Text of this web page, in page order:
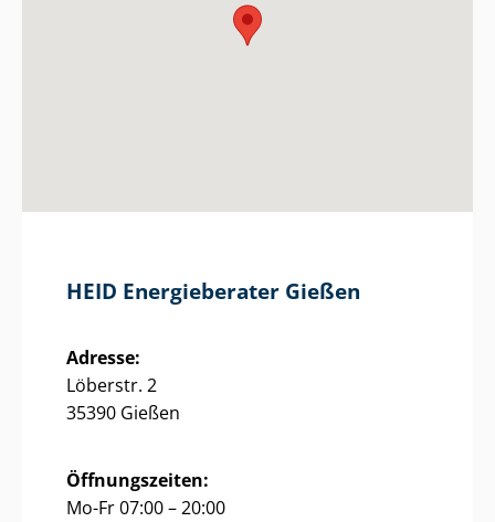
HEID Energieberater Gießen
Adresse:
Löberstr. 2
35390 Gießen
Öffnungszeiten:
Mo-Fr 07:00 – 20:00